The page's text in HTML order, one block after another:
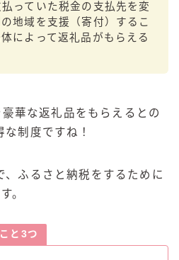
っていた税金の支払先を変
地域を支援（寄付）するこ
によって返礼品がもらえる
華な返礼品をもらえるとの
な制度ですね！
、ふるさと納税をするために
。
と3つ